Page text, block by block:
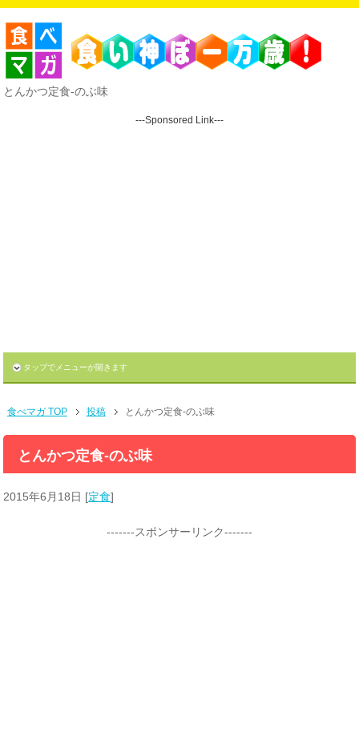
とんかつ定食-のぶ味
---Sponsored Link---
タップでメニューが開きます
食べマガ TOP 投稿 とんかつ定食-のぶ味
とんかつ定食-のぶ味
2015年6月18日 [定食]
-------スポンサーリンク-------